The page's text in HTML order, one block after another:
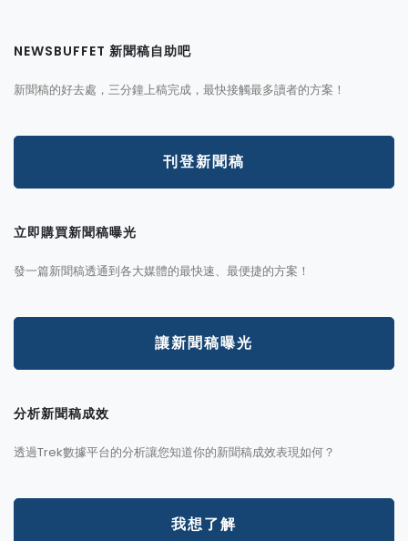
NEWSBUFFET 新聞稿自助吧
新聞稿的好去處，三分鐘上稿完成，最快接觸最多讀者的方案！
刊登新聞稿
立即購買新聞稿曝光
發一篇新聞稿透通到各大媒體的最快速、最便捷的方案！
讓新聞稿曝光
分析新聞稿成效
透過Trek數據平台的分析讓您知道你的新聞稿成效表現如何？
我想了解